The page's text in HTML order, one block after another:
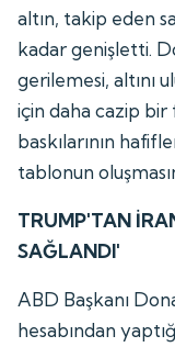
altın, takip eden
kadar genişletti.
gerilemesi, altını
için daha cazip bir
baskılarının
tablonun
TRUMP'TAN
SAĞLANDI'
ABD Başkanı
hesabından